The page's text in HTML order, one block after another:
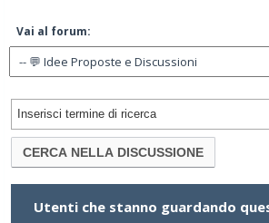
Vai al forum:
Utenti che stanno guardando